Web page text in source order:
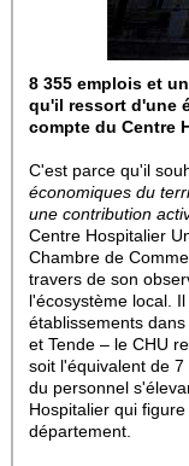
8 355 emplois et
qu'il ressort d'une
compte du Centre
C'est parce qu'il
économiques du
une contribution
Centre Hospitalier
Chambre de
travers de son
l'écosystème local.
établissements
et Tende – le CHU
soit l'équivalent de
du personnel
Hospitalier qui
département.